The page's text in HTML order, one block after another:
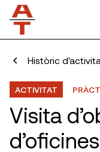
Històric
ACTIVITAT
Visita